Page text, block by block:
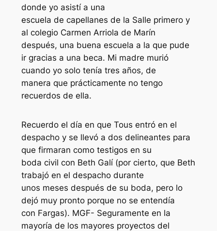
donde yo asistí a una
escuela de capellanes de la Salle primero y
al colegio Carmen Arriola de Marín
después, una buena escuela a la que pude
ir gracias a una beca. Mi madre murió
cuando yo solo tenía tres años, de
manera que prácticamente no tengo
recuerdos de ella.
Recuerdo el día en que Tous entró en el
despacho y se llevó a dos delineantes para
que firmaran como testigos en su
boda civil con Beth Galí (por cierto, que Beth
trabajó en el despacho durante
unos meses después de su boda, pero lo
dejó muy pronto porque no se entendía
con Fargas). MGF- Seguramente en la
mayoría de los mayores proyectos del